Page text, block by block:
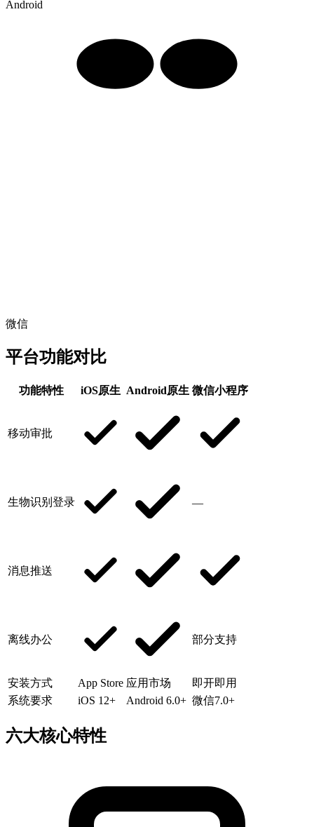
Android
微信
平台功能对比
功能特性 iOS原生 Android原生 微信小程序
移动审批
生物识别登录 —
消息推送
离线办公 部分支持
安装方式 App Store 应用市场
即开即用
系统要求
iOS 12+ Android 6.0+ 微信7.0+
六大核心特性